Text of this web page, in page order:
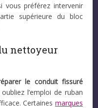
vous préférez intervenir
supérieure du bloc
nettoyeur
le conduit fissuré
l’emploi de ruban
Certaines marques